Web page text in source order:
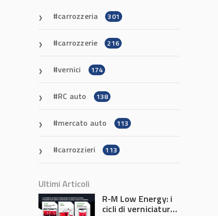
carrozzeria 301
carrozzerie 216
vernici 174
RC auto 138
mercato auto 113
carrozzieri 113
Ultimi Articoli
R-M Low Energy: i
cicli di verniciatura